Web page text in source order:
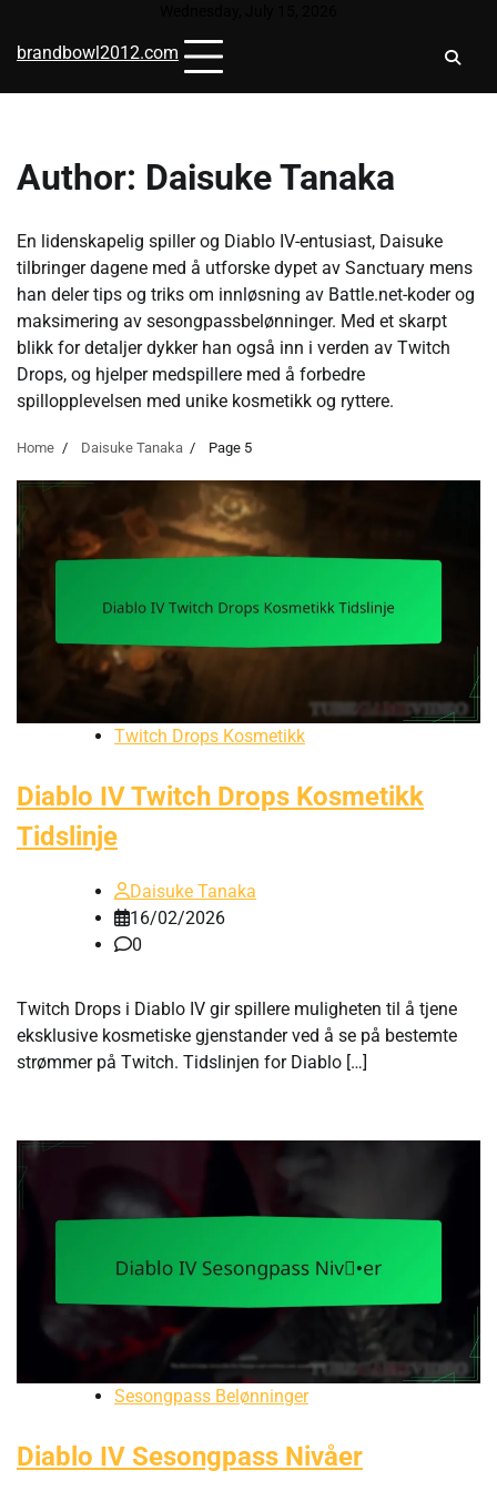
content
brandbowl2012.com
Author: Daisuke Tanaka
En lidenskapelig spiller og Diablo IV-entusiast, Daisuke
tilbringer dagene med å utforske dypet av Sanctuary mens
han deler tips og triks om innløsning av Battle.net-koder og
maksimering av sesongpassbelønninger. Med et skarpt
blikk for detaljer dykker han også inn i verden av Twitch
Drops, og hjelper medspillere med å forbedre
spillopplevelsen med unike kosmetikk og ryttere.
Home Daisuke Tanaka Page 5
Twitch Drops Kosmetikk
Diablo IV Twitch Drops Kosmetikk
Tidslinje
Daisuke Tanaka
16/02/2026
0
Twitch Drops i Diablo IV gir spillere muligheten til å tjene
eksklusive kosmetiske gjenstander ved å se på bestemte
strømmer på Twitch. Tidslinjen for Diablo […]
Sesongpass Belønninger
Diablo IV Sesongpass Nivåer